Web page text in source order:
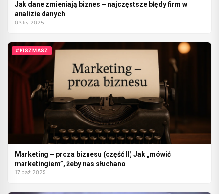
Jak dane zmieniają biznes – najczęstsze błędy firm w
analizie danych
03 lis 2025
#KISZMASZ
Marketing – proza biznesu (część II) Jak „mówić
marketingiem”, żeby nas słuchano
17 paź 2025